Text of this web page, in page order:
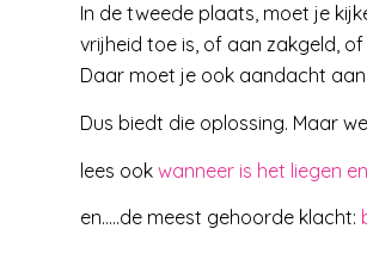
In de tweede plaats, moet je
vrijheid toe is, of aan zakgeld,
Daar moet je ook aandacht
Dus biedt die oplossing. Maar
lees ook wanneer is het liegen
en…..de meest gehoorde klacht: